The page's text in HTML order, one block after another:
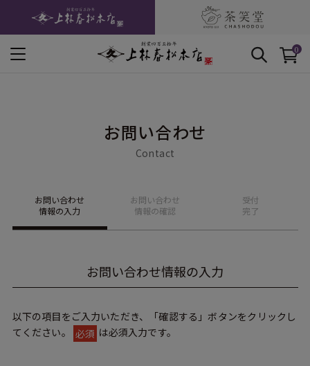
0
Contact
お問い合わせ
お問い合わせ
情報の入力
お問い合わせ
情報の確認
受付
完了
お問い合わせ情報の入力
以下の項目をご入力いただき、「確認する」ボタンをクリックし
てください。
必須 は必須入力です。